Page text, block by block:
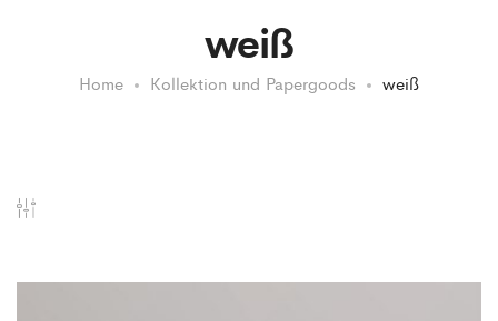
weiß
Home Kollektion und Papergoods weiß